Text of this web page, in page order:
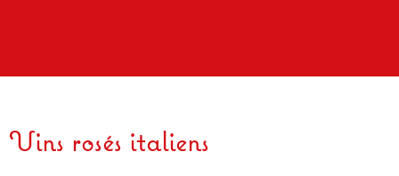
Vins rosés italiens